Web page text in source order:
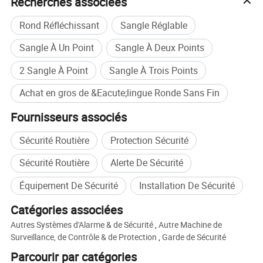
Rond Réfléchissant
Sangle Réglable
Sangle À Un Point
Sangle À Deux Points
2 Sangle À Point
Sangle À Trois Points
Achat en gros de &Eacute;lingue Ronde Sans Fin
Fournisseurs associés
Sécurité Routière
Protection Sécurité
Sécurité Routière
Alerte De Sécurité
Équipement De Sécurité
Installation De Sécurité
Catégories associées
Autres Systèmes d'Alarme & de Sécurité,Autre Machine de
Surveillance, de Contrôle & de Protection ,Garde de Sécurité
Parcourir par catégories